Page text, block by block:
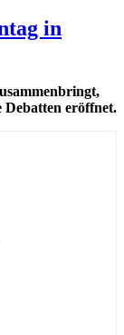
in
eröffnet.